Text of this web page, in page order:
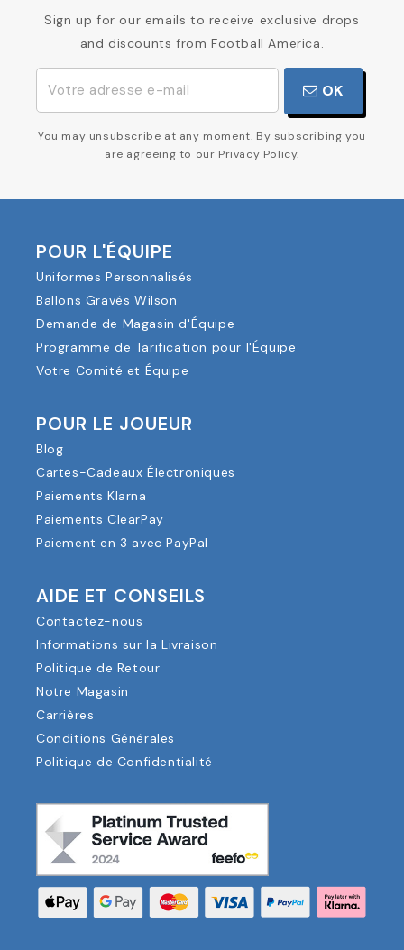
Sign up for our emails to receive exclusive drops
and discounts from Football America.
OK
You may unsubscribe at any moment. By subscribing you
are agreeing to our Privacy Policy.
POUR L'ÉQUIPE
Uniformes Personnalisés
Ballons Gravés Wilson
Demande de Magasin d'Équipe
Programme de Tarification pour l'Équipe
Votre Comité et Équipe
POUR LE JOUEUR
Blog
Cartes-Cadeaux Électroniques
Paiements Klarna
Paiements ClearPay
Paiement en 3 avec PayPal
AIDE ET CONSEILS
Contactez-nous
Informations sur la Livraison
Politique de Retour
Notre Magasin
Carrières
Conditions Générales
Politique de Confidentialité